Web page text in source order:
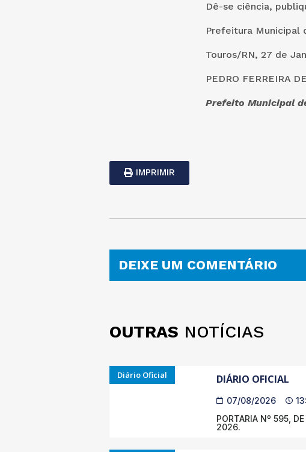
Dê-se ciência,
Prefeitura Municipal
Touros/RN, 27 de
PEDRO FERREIRA
Prefeito Municipal
IMPRIMIR
DEIXE UM COMENTÁRIO
OUTRAS NOTÍCIAS
Diário Oficial DIÁRIO OFICIAL
07/08/2026
PORTARIA Nº 595,
2026.